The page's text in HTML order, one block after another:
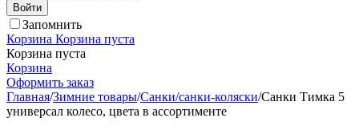
Войти
Запомнить
Корзина Корзина пуста
Корзина пуста
Корзина
Оформить заказ
Главная/Зимние товары/Санки/санки-коляски/Санки Тимка 5
универсал колесо, цвета в ассортименте